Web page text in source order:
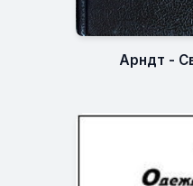
Арндт -